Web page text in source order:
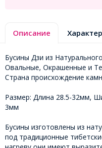
Описание
Бусины Дзи из
Овальные, Окрашенные и
Страна происхождение
Размер: Длина 28.5-32мм,
3мм
Бусины изготовлены из
под традиционные